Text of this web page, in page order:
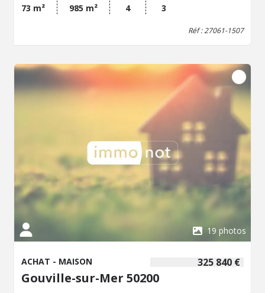
73 m²
985 m² 4 3
Réf : 27061-1507
19 photos
325 840 €
ACHAT - MAISON
Gouville-sur-Mer 50200